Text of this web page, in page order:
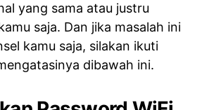
yang sama atau justru
saja. Dan jika masalah ini
kamu saja, silakan ikuti
dibawah ini.